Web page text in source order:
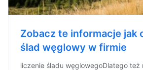
Zobacz te informacje jak
ślad węglowy w firmie
liczenie śladu węglowegoDlatego też